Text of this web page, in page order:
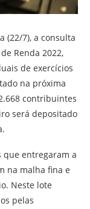
(22/7), a consulta
Renda 2022,
de exercícios
na próxima
contribuintes
será depositado
que entregaram a
na malha fina e
Neste lote
pelas